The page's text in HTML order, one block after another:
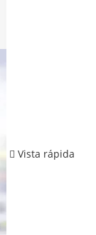
Vista rápida